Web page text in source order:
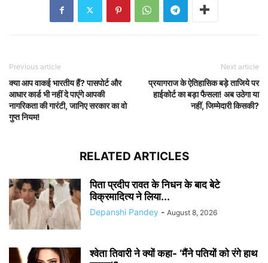
Previous article
क्या आप वाकई भारतीय हैं? पासपोर्ट और
आधार कार्ड भी नहीं दे पाएंगे आपकी
नागरिकता की गारंटी, जानिए सरकार का वो
गुप्त नियम!
Next article
प्रयागराज के ऐतिहासिक बड़े ताजिये पर
हाईकोर्ट का बड़ा फैसला! अब उठेगा या
नहीं, जिम्मेदारी किसकी?
RELATED ARTICLES
पिता प्रदीप रावत के निधन के बाद बेटे
विक्रमादित्य ने लिया...
Depanshi Pandey - August 8, 2026
श्वेता तिवारी ने क्यों कहा- ‘मैंने पतियों को रंगे हाथ